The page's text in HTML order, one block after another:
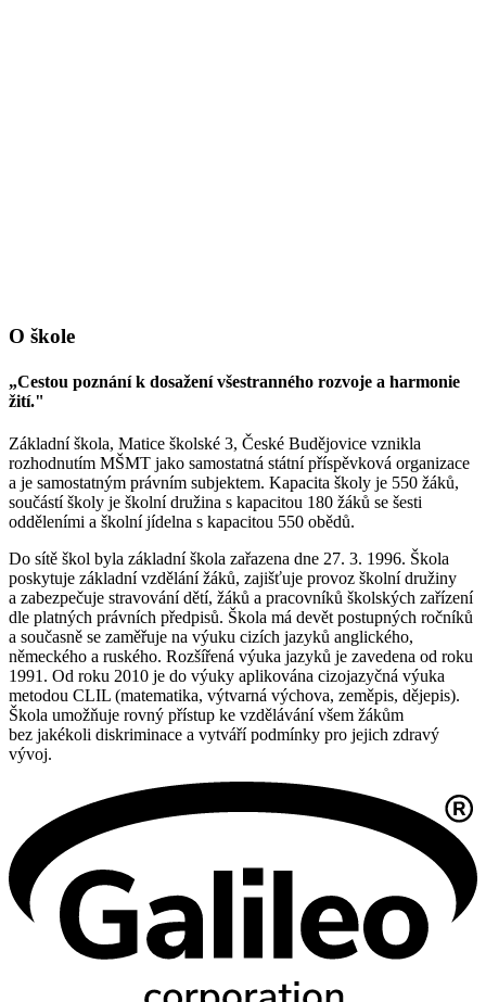
O škole
„Cestou poznání k dosažení všestranného rozvoje a harmonie
žití."
Základní škola, Matice školské 3, České Budějovice vznikla
rozhodnutím MŠMT jako samostatná státní příspěvková organizace
a je samostatným právním subjektem. Kapacita školy je 550 žáků,
součástí školy je školní družina s kapacitou 180 žáků se šesti
odděleními a školní jídelna s kapacitou 550 obědů.
Do sítě škol byla základní škola zařazena dne 27. 3. 1996. Škola
poskytuje základní vzdělání žáků, zajišťuje provoz školní družiny
a zabezpečuje stravování dětí, žáků a pracovníků školských zařízení
dle platných právních předpisů. Škola má devět postupných ročníků
a současně se zaměřuje na výuku cizích jazyků anglického,
německého a ruského. Rozšířená výuka jazyků je zavedena od roku
1991. Od roku 2010 je do výuky aplikována cizojazyčná výuka
metodou CLIL (matematika, výtvarná výchova, zeměpis, dějepis).
Škola umožňuje rovný přístup ke vzdělávání všem žákům
bez jakékoli diskriminace a vytváří podmínky pro jejich zdravý
vývoj.